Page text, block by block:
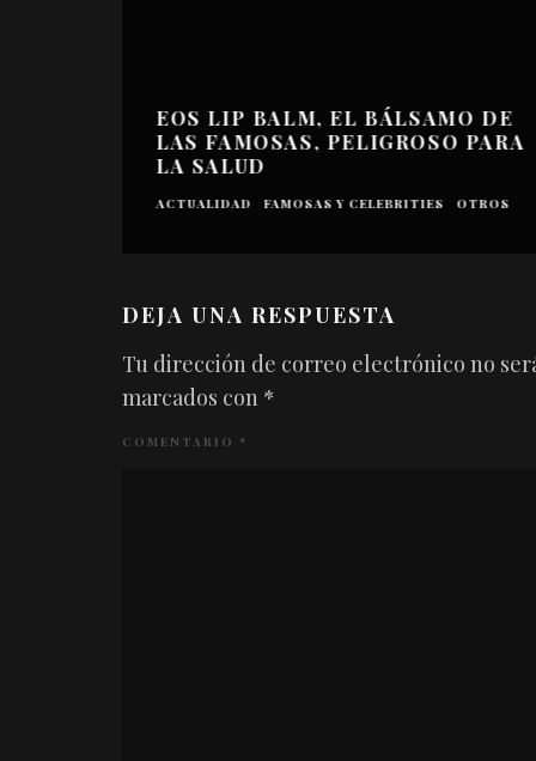
EOS LIP BALM, EL BÁLSAMO DE
LAS FAMOSAS, PELIGROSO PARA
LA SALUD
ACTUALIDAD FAMOSAS Y CELEBRITIES OTROS
DEJA UNA RESPUESTA
Tu dirección de correo electrónico no
marcados con *
COMENTARIO *